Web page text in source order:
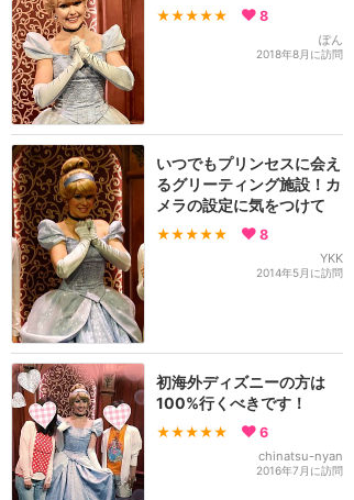
★★★★★ 8
ぽん
2018年8月に訪問
いつでもプリンセスに会え
るグリーティング施設！カ
メラの設定に気をつけて
★★★★★ 8
YKK
2014年5月に訪問
初海外ディズニーの方は
100%行くべきです！
★★★★★ 6
chinatsu-nyan
2016年7月に訪問